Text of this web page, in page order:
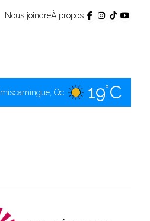
Nous joindreÀ propos
Qc 19°C
Amos, Qc 23°C